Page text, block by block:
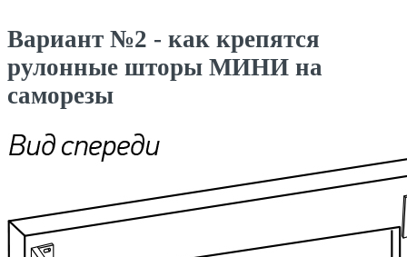
Вариант №2 - как крепятся
рулонные шторы МИНИ на
саморезы